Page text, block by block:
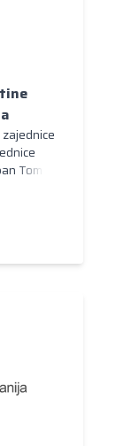
Tomislav
aktivnosti